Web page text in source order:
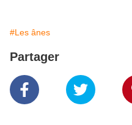
#Les ânes
Partager